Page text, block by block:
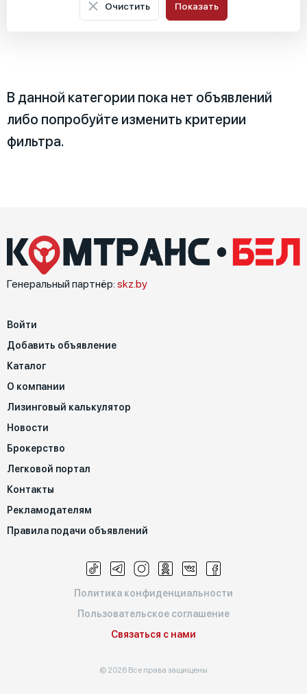
Местоположение
Специальные характеристики
Очистить Показать
В данной категории пока нет объявлений
либо попробуйте изменить критерии
фильтра.
Генеральный партнёр: skz.by
Войти
Добавить объявление
Каталог
О компании
Лизинговый калькулятор
Новости
Брокерство
Легковой портал
Контакты
Рекламодателям
Правила подачи объявлений
Политика конфиденциальности
Пользовательское соглашение
Связаться с нами
© 2026 Все права защищены